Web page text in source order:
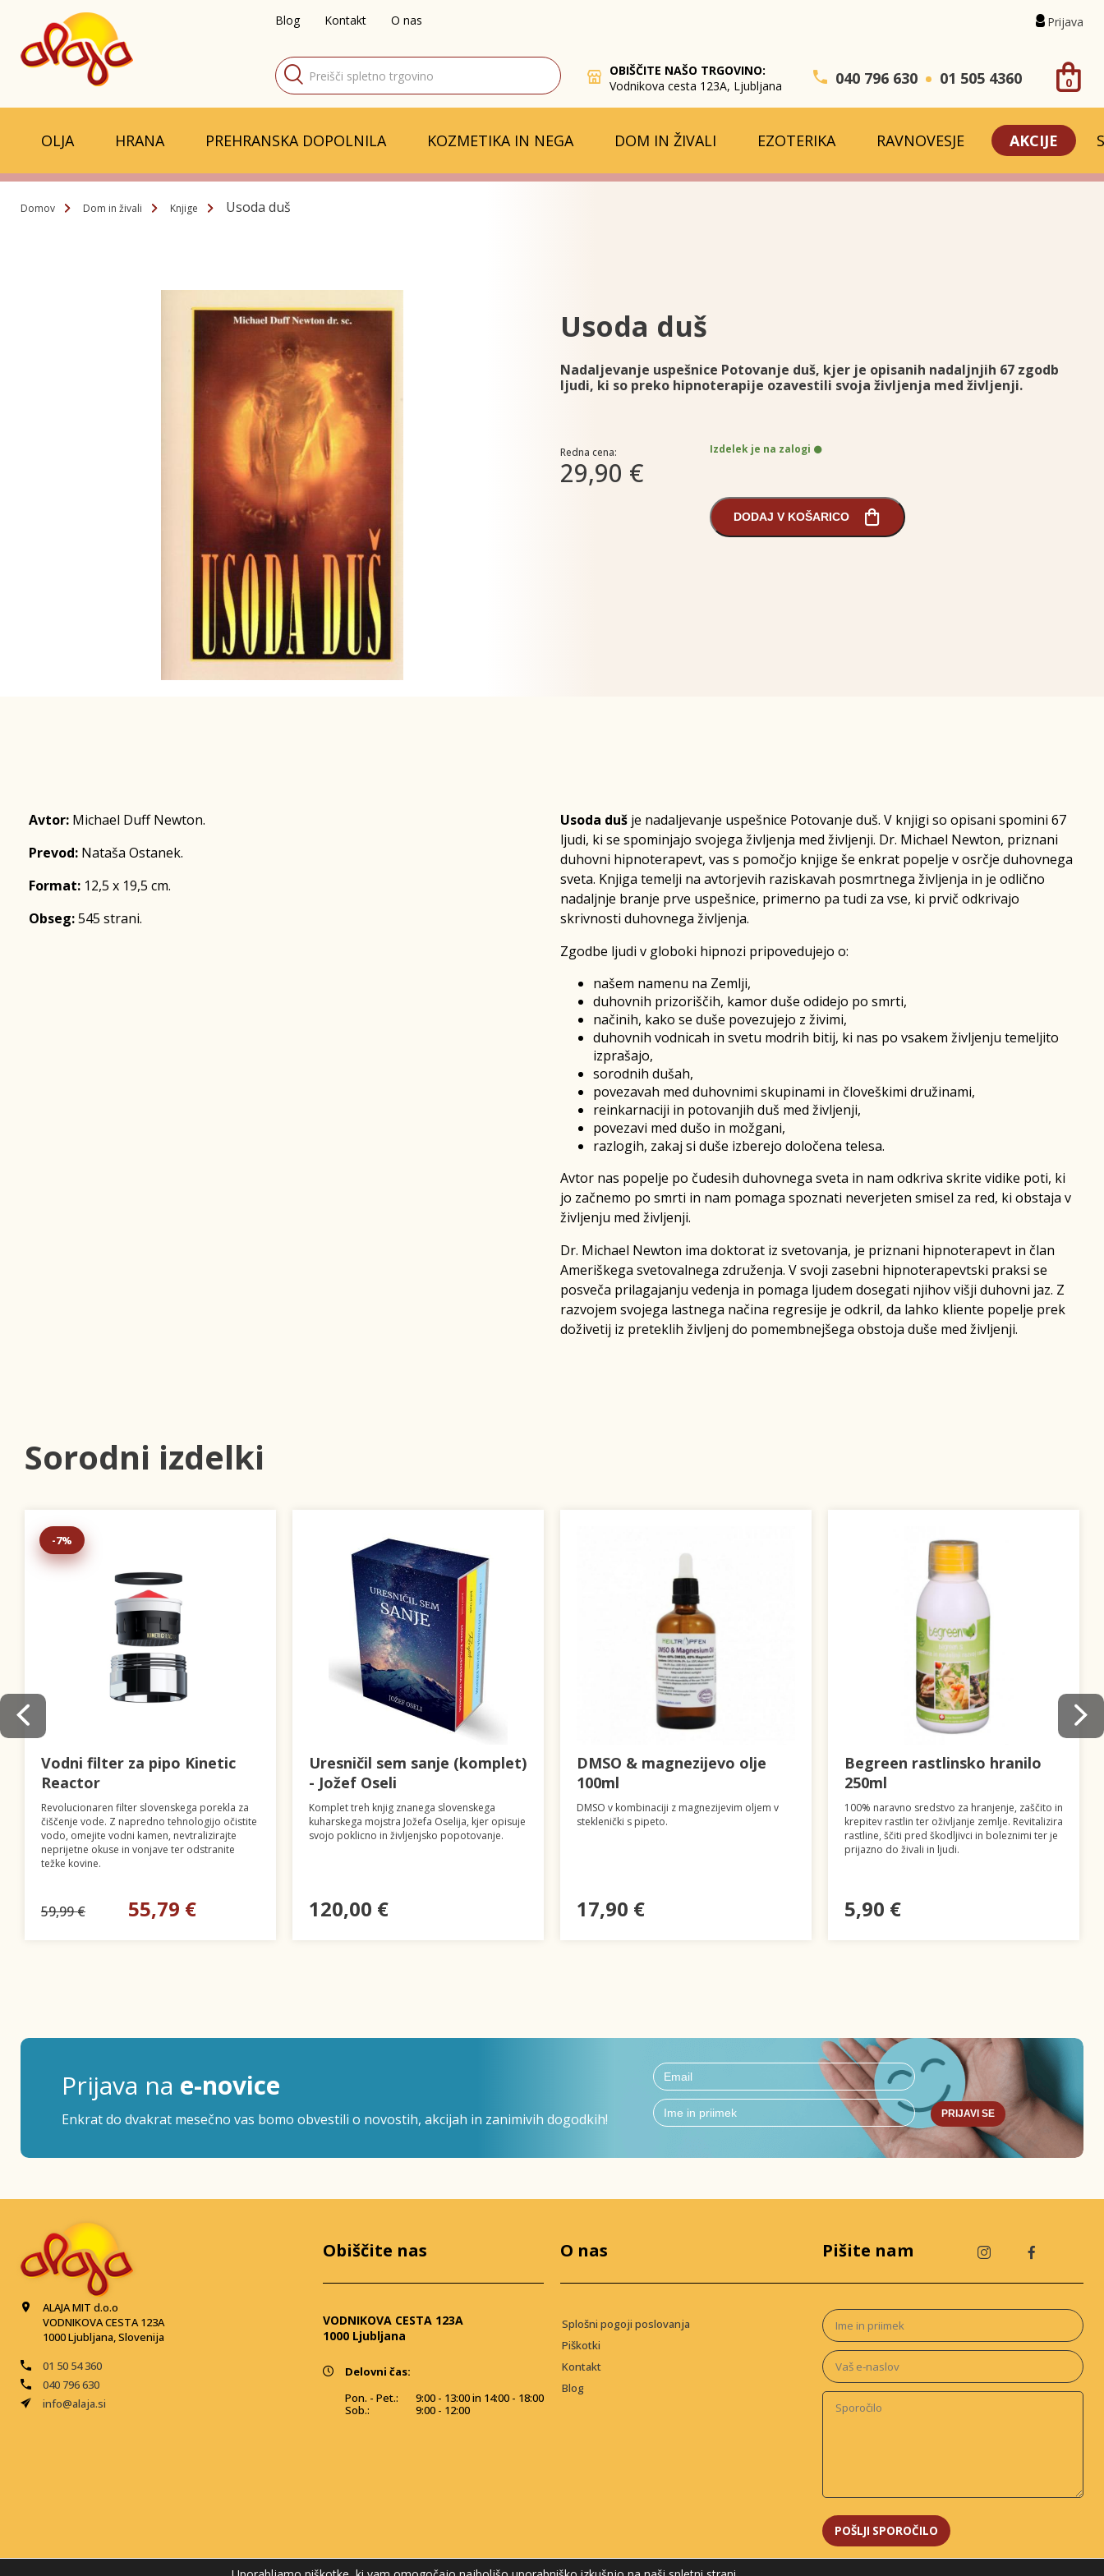
Blog Kontakt O nas
Products
search
OBIŠČITE NAŠO TRGOVINO:
Vodnikova cesta 123A, Ljubljana
040 796 630 01 505 4360 0
Prijava
OLJA HRANA PREHRANSKA DOPOLNILA KOZMETIKA IN NEGA DOM IN ŽIVALI EZOTERIKA RAVNOVESJE AKCIJE
Domov Dom in živali Knjige Usoda duš
Usoda duš
Nadaljevanje uspešnice Potovanje duš, kjer je opisanih nadaljnjih 67 zgodb
ljudi, ki so preko hipnoterapije ozavestili svoja življenja med življenji.
Redna cena:
29,90 €
Izdelek je na zalogi
DODAJ V KOŠARICO
Avtor: Michael Duff Newton.
Prevod: Nataša Ostanek.
Format: 12,5 x 19,5 cm.
Obseg:545 strani.
Usoda duš je nadaljevanje uspešnice Potovanje duš. V knjigi so opisani spomini 67
ljudi, ki se spominjajo svojega življenja med življenji. Dr. Michael Newton, priznani
duhovni hipnoterapevt, vas s pomočjo knjige še enkrat popelje v osrčje duhovnega
sveta. Knjiga temelji na avtorjevih raziskavah posmrtnega življenja in je odlično
nadaljnje branje prve uspešnice, primerno pa tudi za vse, ki prvič odkrivajo
skrivnosti duhovnega življenja.
Zgodbe ljudi v globoki hipnozi pripovedujejo o:
našem namenu na Zemlji,
duhovnih prizoriščih, kamor duše odidejo po smrti,
načinih, kako se duše povezujejo z živimi,
duhovnih vodnicah in svetu modrih bitij, ki nas po vsakem življenju temeljito
izprašajo,
sorodnih dušah,
povezavah med duhovnimi skupinami in človeškimi družinami,
reinkarnaciji in potovanjih duš med življenji,
povezavi med dušo in možgani,
razlogih, zakaj si duše izberejo določena telesa.
Avtor nas popelje po čudesih duhovnega sveta in nam odkriva skrite vidike poti, ki
jo začnemo po smrti in nam pomaga spoznati neverjeten smisel za red, ki obstaja v
življenju med življenji.
Dr. Michael Newton ima doktorat iz svetovanja, je priznani hipnoterapevt in član
Ameriškega svetovalnega združenja. V svoji zasebni hipnoterapevtski praksi se
posveča prilagajanju vedenja in pomaga ljudem dosegati njihov višji duhovni jaz. Z
razvojem svojega lastnega načina regresije je odkril, da lahko kliente popelje prek
doživetij iz preteklih življenj do pomembnejšega obstoja duše med življenji.
Sorodni izdelki
-7%
Vodni filter za pipo Kinetic
Reactor
Revolucionaren filter slovenskega porekla za
čiščenje vode. Z napredno tehnologijo očistite
vodo, omejite vodni kamen, nevtralizirajte
neprijetne okuse in vonjave ter odstranite
težke kovine.
59,99 € 55,79 €
Uresničil sem sanje (komplet)
- Jožef Oseli
Komplet treh knjig znanega slovenskega
kuharskega mojstra Jožefa Oselija, kjer opisuje
svojo poklicno in življenjsko popotovanje.
120,00 €
DMSO & magnezijevo olje
100ml
DMSO v kombinaciji z magnezijevim oljem v
steklenički s pipeto.
17,90 €
Begreen rastlinsko hranilo
250ml
100% naravno sredstvo za hranjenje, zaščito in
krepitev rastlin ter oživljanje zemlje. Revitalizira
rastline, ščiti pred škodljivci in boleznimi ter je
prijazno do živali in ljudi.
5,90 €
Prijava na e-novice
Enkrat do dvakrat mesečno vas bomo obvestili o novostih, akcijah in zanimivih dogodkih! PRIJAVI SE
ALAJA MIT d.o.o
VODNIKOVA CESTA 123A
1000 Ljubljana, Slovenija
01 50 54 360
040 796 630
info@alaja.si
Obiščite nas
VODNIKOVA CESTA 123A
1000 Ljubljana
Delovni čas:
Pon. - Pet.:
Sob.:
9:00 - 13:00 in 14:00 - 18:00
9:00 - 12:00
O nas
Splošni pogoji poslovanja
Piškotki
Kontakt
Blog
Pišite nam